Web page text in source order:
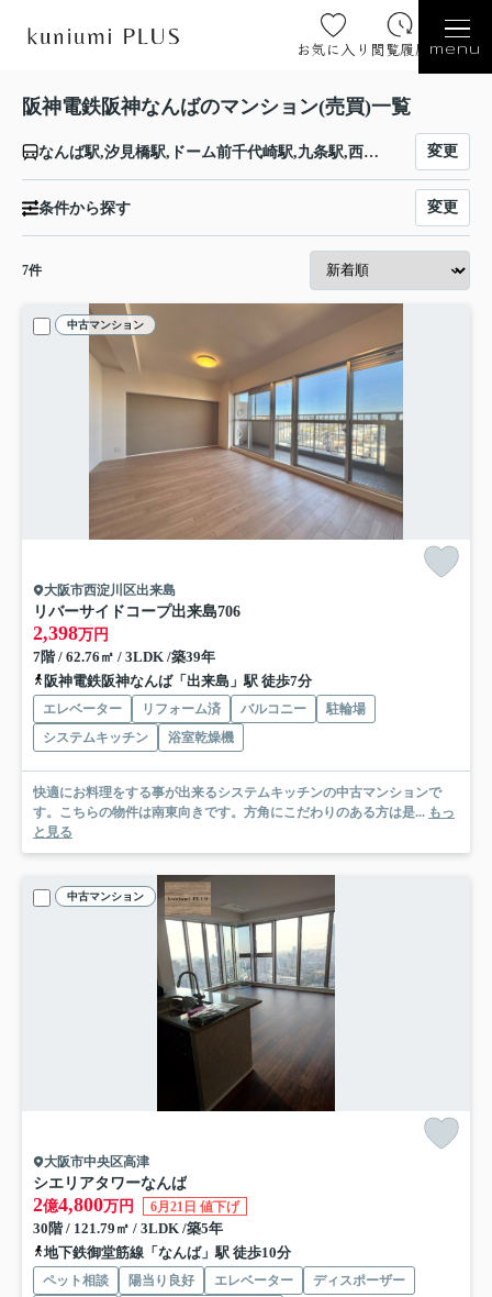
お気に入り 閲覧履歴 menu
阪神電鉄阪神なんばのマンション(売買)一覧
なんば駅,汐見橋駅,ドーム前千代崎駅,九条駅,西九条駅,千鳥橋駅,伝法駅,福駅,出来島駅,大物駅,尼崎駅 変更
条件から探す 変更
7件
中古マンション
大阪市西淀川区出来島
リバーサイドコープ出来島706
2,398万円
7階 / 62.76㎡ / 3LDK /築39年
阪神電鉄阪神なんば「出来島」駅 徒歩7分
エレベーター リフォーム済 バルコニー
駐輪場
システムキッチン
浴室乾燥機
快適にお料理をする事が出来るシステムキッチンの中古マンションで
す。こちらの物件は南東向きです。方角にこだわりのある方は是... もっ
と見る
中古マンション
大阪市中央区高津
シエリアタワーなんば
2億4,800万円 6月21日 値下げ
30階 / 121.79㎡ / 3LDK /築5年
地下鉄御堂筋線「なんば」駅 徒歩10分
ペット相談 陽当り良好 エレベーター
ディスポーザー